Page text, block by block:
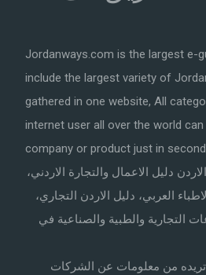
Jordanways.com is the largest e-
include the largest variety of
gathered in one website, All
internet user all over the world
company or product just in
دليل الاعمال والتجارة الاردني،
العربي، دليل الاردن التجاري،
التجارية والطبية والصناعية في
تريده من معلومات عن الشركات